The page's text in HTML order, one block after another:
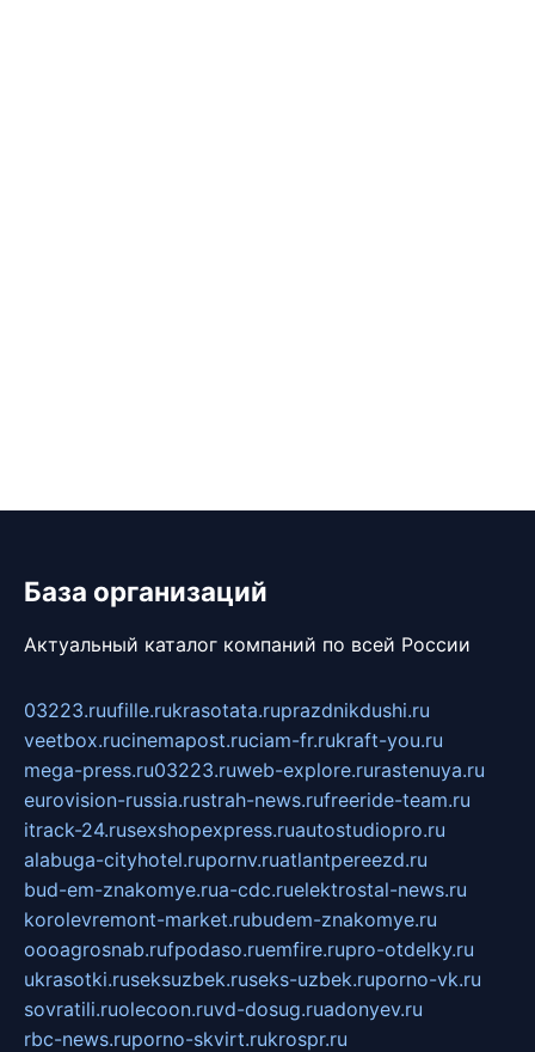
База организаций
Актуальный каталог компаний по всей России
03223.ruufille.rukrasotata.ruprazdnikdushi.ru
veetbox.rucinemapost.ruciam-fr.rukraft-you.ru
mega-press.ru03223.ruweb-explore.rurastenuya.ru
eurovision-russia.rustrah-news.rufreeride-team.ru
itrack-24.rusexshopexpress.ruautostudiopro.ru
alabuga-cityhotel.rupornv.ruatlantpereezd.ru
bud-em-znakomye.rua-cdc.ruelektrostal-news.ru
korolevremont-market.rubudem-znakomye.ru
oooagrosnab.rufpodaso.ruemfire.rupro-otdelky.ru
ukrasotki.ruseksuzbek.ruseks-uzbek.ruporno-vk.ru
sovratili.ruolecoon.ruvd-dosug.ruadonyev.ru
rbc-news.ruporno-skvirt.rukrospr.ru